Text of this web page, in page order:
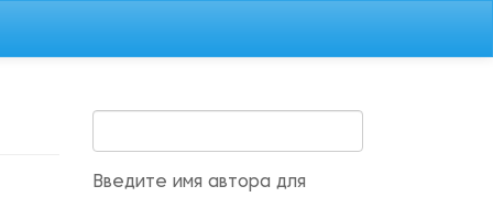
Введите имя автора для